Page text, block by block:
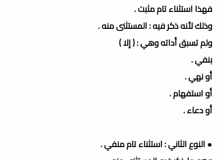
فهذا استثناء تام مثبت .
وذلك لأنه ذكر فيه : المستثنى منه .
ولم تسبق أداته وهي : ( إلا )
بنفي .
أو نهي .
أو استفهام .
أو دعاء .
● النوع الثاني : استثناء تام منفي .